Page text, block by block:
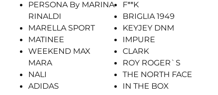
PERSONA By MARINA
RINALDI
MARELLA SPORT
MATINEE
WEEKEND MAX
MARA
NALI
ADIDAS
F**K
BRIGLIA 1949
KEYJEY DNM
IMPURE
CLARK
ROY ROGER`S
THE NORTH FACE
IN THE BOX